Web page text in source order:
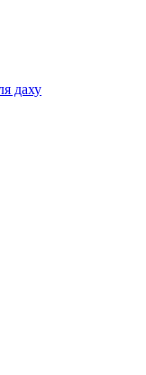
даху